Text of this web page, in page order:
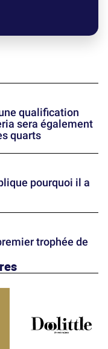
qualification
sera également
quarts
pourquoi il a
trophée de